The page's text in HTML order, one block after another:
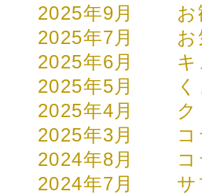
2025年9月
2025年7月
2025年6月
2025年5月
2025年4月
2025年3月
2024年8月
2024年7月
コ
サ